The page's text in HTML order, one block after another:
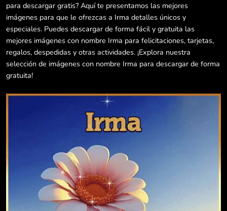
para descargar gratis? Aquí te presentamos las mejores
imágenes para que le ofrezcas a Irma detalles únicos y
especiales. Puedes descargar de forma fácil y gratuita las
mejores imágenes con nombre Irma para felicitaciones, tarjetas,
regalos, despedidas y otras actividades. ¡Explora nuestra
selección de imágenes con nombre Irma para descargar de forma
gratuita!